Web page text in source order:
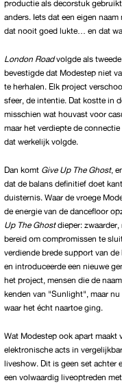
productie als decorstuk
anders. Iets dat een eigen
dat nooit goed lukte… en dat
London Roadvolgde als
bevestigde dat Modestep niet
te herhalen. Elk project
sfeer, de intentie. Dat kostte in
misschien wat houvast voor
maar het verdiepte de
dat werkelijk volgde.
Dan komt Give Up The Ghost,
dat de balans definitief doet
duisternis. Waar de vroege
de energie van de dancefloor
Up The Ghostdieper: zwaarder,
bereid om compromissen te
verdiende brede support van de
en introduceerde een nieuwe
het project, mensen die de
kenden van "Sunlight", maar nu
waar het écht naartoe ging.
Wat Modestep ook apart maakt
elektronische acts in
liveshow. Dit is geen set achter
een volwaardig liveoptreden